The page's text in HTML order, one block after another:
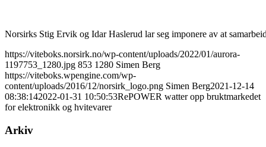
Norsirks Stig Ervik og Idar Haslerud lar seg imponere av at
https://viteboks.norsirk.no/wp-content/uploads/2022/01/aurora-
1197753_1280.jpg 853 1280 Simen Berg
https://viteboks.wpengine.com/wp-
content/uploads/2016/12/norsirk_logo.png Simen Berg2021-12-14
08:38:142022-01-31 10:50:53RePOWER watter opp bruktmarkedet
for elektronikk og hvitevarer
Arkiv